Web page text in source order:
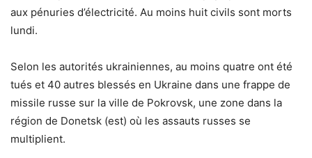
aux pénuries d’électricité. Au moins huit civils sont morts
lundi.
Selon les autorités ukrainiennes, au moins quatre ont été
tués et 40 autres blessés en Ukraine dans une frappe de
missile russe sur la ville de Pokrovsk, une zone dans la
région de Donetsk (est) où les assauts russes se
multiplient.